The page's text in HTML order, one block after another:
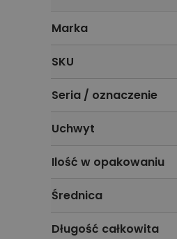
Marka
SKU
Seria / oznaczenie
Uchwyt
Ilość w opakowaniu
Średnica
Długość całkowita